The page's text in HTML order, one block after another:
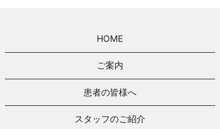
HOME
ご案内
患者の皆様へ
スタッフのご紹介